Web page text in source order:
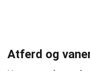
Atferd og